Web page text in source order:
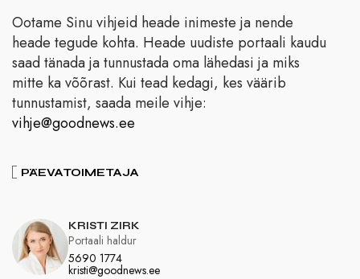
Ootame Sinu vihjeid heade inimeste ja nende
heade tegude kohta. Heade uudiste portaali kaudu
saad tänada ja tunnustada oma lähedasi ja miks
mitte ka võõrast. Kui tead kedagi, kes väärib
tunnustamist, saada meile vihje:
vihje@goodnews.ee
PÄEVATOIMETAJA
KRISTI ZIRK
5690 1774
kristi@goodnews.ee
Portaali haldur